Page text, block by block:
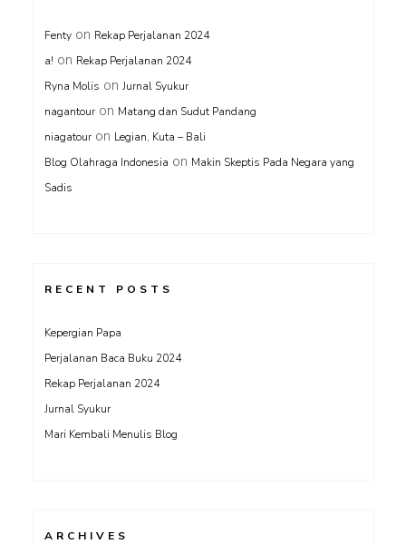
Fenty on Rekap Perjalanan 2024
a! on Rekap Perjalanan 2024
Ryna Molis on Jurnal Syukur
nagantour on Matang dan Sudut Pandang
niagatour on Legian, Kuta – Bali
Blog Olahraga Indonesia on Makin Skeptis Pada Negara yang
Sadis
RECENT POSTS
Kepergian Papa
Perjalanan Baca Buku 2024
Rekap Perjalanan 2024
Jurnal Syukur
Mari Kembali Menulis Blog
ARCHIVES